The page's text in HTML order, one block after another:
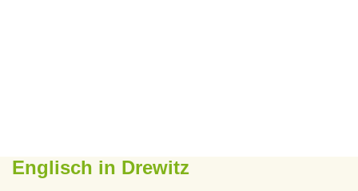
Englisch in Drewitz